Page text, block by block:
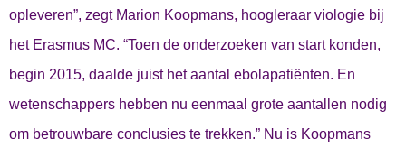
opleveren”, zegt Marion Koopmans, hoogleraar viologie bij
het Erasmus MC. “Toen de onderzoeken van start konden,
begin 2015, daalde juist het aantal ebolapatiënten. En
wetenschappers hebben nu eenmaal grote aantallen nodig
om betrouwbare conclusies te trekken.” Nu is Koopmans